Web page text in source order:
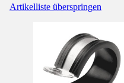
Artikelliste überspringen